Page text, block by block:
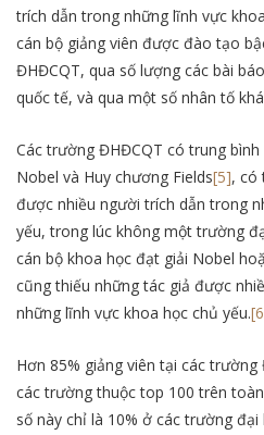
trích dẫn trong những lĩnh vực
cán bộ giảng viên được đào tạo
ĐHĐCQT, qua số lượng các bài
quốc tế, và qua một số nhân tố
Các trường ĐHĐCQT có trung
Nobel và Huy chương Fields[5], có
được nhiều người trích dẫn trong
yếu, trong lúc không một trường
cán bộ khoa học đạt giải Nobel
cũng thiếu những tác giả được
những lĩnh vực khoa học chủ yếu.
Hơn 85% giảng viên tại các
các trường thuộc top 100 trên
số này chỉ là 10% ở các trường